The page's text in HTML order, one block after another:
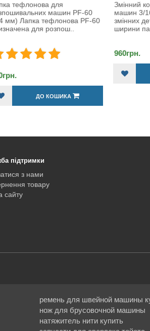
PF-60
PF-60
Змінний комплект 2-х
машин 3/16 "4,8 ммКомплект
змінних деталей для зміни
ширини паралельни..
960грн.
ДО КОШИКА
підтримки
з нами
товару
сайту
ремень для швейной машины
нож для брусовочной машины
натяжитель нити купить